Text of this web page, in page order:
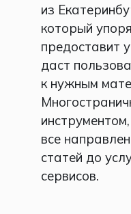
из
который
предоставит
даст
к нужным
все
статей до
сервисов.